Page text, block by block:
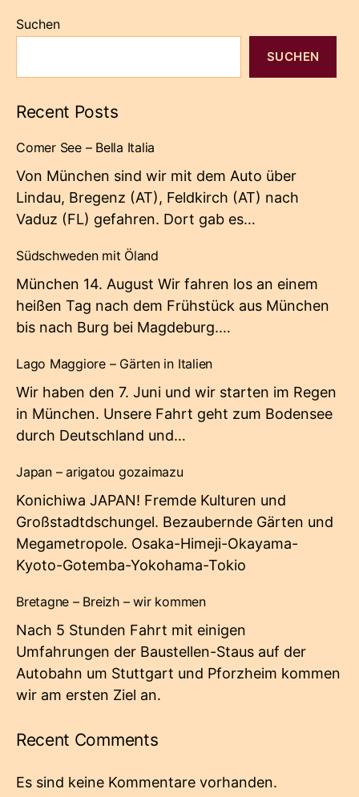
Suchen
SUCHEN
Recent Posts
Comer See – Bella Italia
Von München sind wir mit dem Auto über
Lindau, Bregenz (AT), Feldkirch (AT) nach
Vaduz (FL) gefahren. Dort gab es…
Südschweden mit Öland
München 14. August Wir fahren los an einem
heißen Tag nach dem Frühstück aus München
bis nach Burg bei Magdeburg.…
Lago Maggiore – Gärten in Italien
Wir haben den 7. Juni und wir starten im Regen
in München. Unsere Fahrt geht zum Bodensee
durch Deutschland und…
Japan – arigatou gozaimazu
Konichiwa JAPAN! Fremde Kulturen und
Großstadtdschungel. Bezaubernde Gärten und
Megametropole. Osaka-Himeji-Okayama-
Kyoto-Gotemba-Yokohama-Tokio
Bretagne – Breizh – wir kommen
Nach 5 Stunden Fahrt mit einigen
Umfahrungen der Baustellen-Staus auf der
Autobahn um Stuttgart und Pforzheim kommen
wir am ersten Ziel an.
Recent Comments
Es sind keine Kommentare vorhanden.